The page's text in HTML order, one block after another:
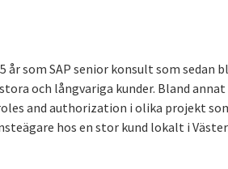
år som SAP senior konsult som sedan
och långvariga kunder. Bland annat
and authorization i olika projekt
hos en stor kund lokalt i